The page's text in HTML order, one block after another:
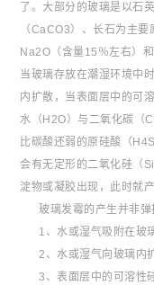
了。大部分的玻璃是以石
（CaCO3）、长石为主
Na2O（含量15％左右）
当玻璃存放在潮湿环境中
内扩散，当表面层中的可
水（H2O）与二氧化碳（
比碳酸还弱的原硅酸（
会有无定形的二氧化硅（
淀物或凝胶出现，此时就产
玻璃发霉的产生并非弹
1、水或湿气吸附在玻璃
2、水或湿气向玻璃内扩
3、表面层中的可溶性